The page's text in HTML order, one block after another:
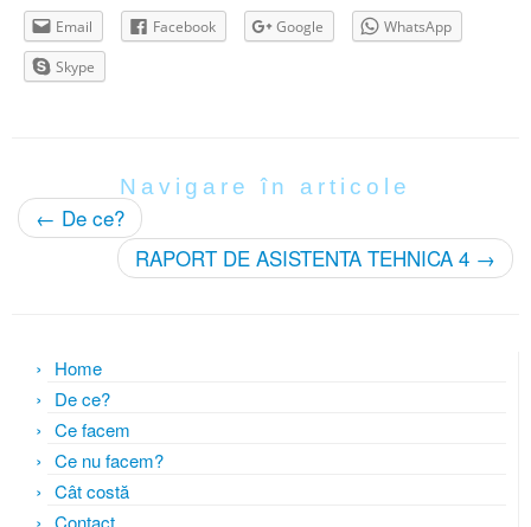
Email Facebook Google
WhatsApp
Skype
Navigare în articole
← De ce?
RAPORT DE ASISTENTA TEHNICA 4 →
Home
De ce?
Ce facem
Ce nu facem?
Cât costă
Contact